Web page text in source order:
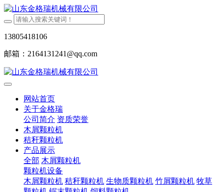
13805418106
邮箱：2164131241@qq.com
网站首页
关于金格瑞
公司简介 资质荣誉
木屑颗粒机
秸秆颗粒机
产品展示
全部 木屑颗粒机
颗粒机设备
木屑颗粒机 秸秆颗粒机 生物质颗粒机 竹屑颗粒机 牧草